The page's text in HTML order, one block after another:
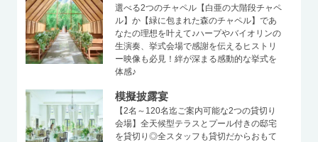
選べる2つのチャペル【白亜の大階段チャペ
ル】か【緑に包まれた森のチャペル】であ
なたの理想を叶えて♪ハープやバイオリンの
生演奏、挙式会場で感謝を伝えるヒストリ
ー映像も必見！絆が深まる感動的な挙式を
体感♪
模擬披露宴
【2名～120名迄ご案内可能な2つの貸切り
会場】全天候型テラスとプール付きの邸宅
を貸切り◎全スタッフも貸切だからおもて